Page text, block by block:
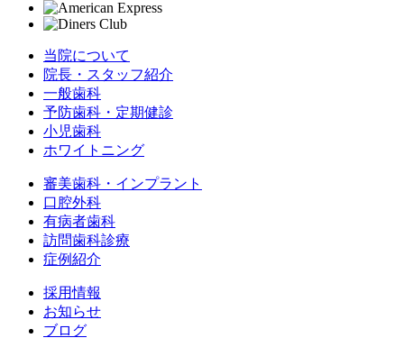
当院について
院長・スタッフ紹介
一般歯科
予防歯科・定期健診
小児歯科
ホワイトニング
審美歯科・インプラント
口腔外科
有病者歯科
訪問歯科診療
症例紹介
採用情報
お知らせ
ブログ